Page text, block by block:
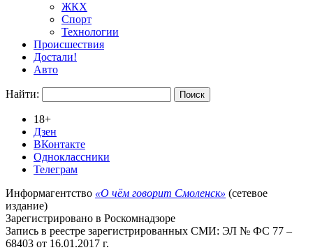
ЖКХ
Спорт
Технологии
Происшествия
Достали!
Авто
Найти:
18+
Дзен
ВКонтакте
Одноклассники
Телеграм
Информагентство «О чём говорит Смоленск» (сетевое
издание)
Зарегистрировано в Роскомнадзоре
Запись в реестре зарегистрированных СМИ: ЭЛ № ФС 77 –
68403 от 16.01.2017 г.